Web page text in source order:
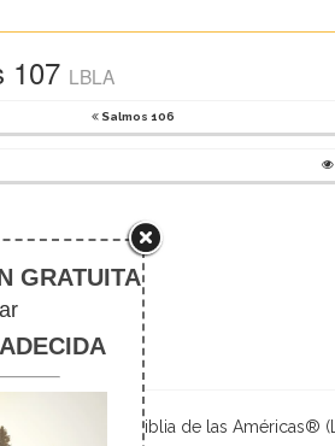
107 LBLA
Salmos 106
for Salmos 107
pie
taken from La Biblia de las